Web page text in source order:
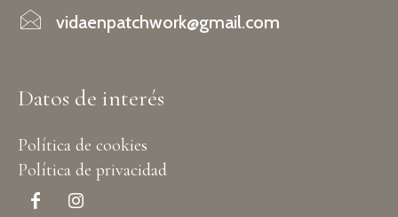
vidaenpatchwork@gmail.com
Datos de interés
Política de cookies
Política de privacidad